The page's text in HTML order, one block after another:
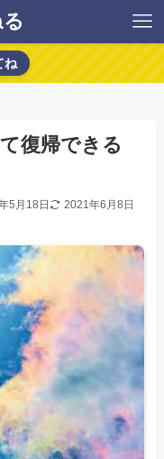
ね
復帰できる
5月18日 2021年6月8日